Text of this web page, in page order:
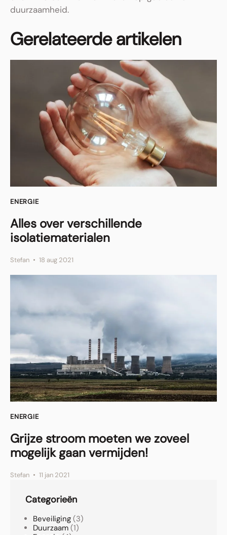
duurzaamheid.
Gerelateerde artikelen
ENERGIE
Alles over verschillende
isolatiematerialen
Stefan 18 aug 2021
ENERGIE
Grijze stroom moeten we zoveel
mogelijk gaan vermijden!
Stefan 11 jan 2021
Categorieën
Beveiliging (3)
Duurzaam (1)